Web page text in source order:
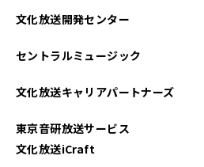
文化放送開発センター
セントラルミュージック
文化放送キャリアパートナーズ
東京音研放送サービス
文化放送iCraft